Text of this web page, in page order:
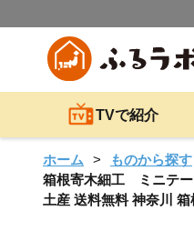
TVで紹介
ホーム ものから探す
箱根寄木細工 ミニテー
土産 送料無料 神奈川 箱